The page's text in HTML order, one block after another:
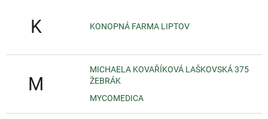
K KONOPNÁ FARMA LIPTOV
M
MICHAELA KOVAŘÍKOVÁ LAŠKOVSKÁ 375
ŽEBRÁK
MYCOMEDICA